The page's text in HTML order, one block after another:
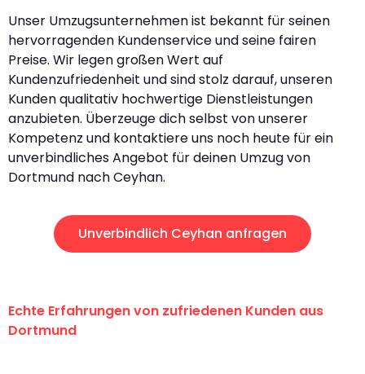
Unser Umzugsunternehmen ist bekannt für seinen
hervorragenden Kundenservice und seine fairen
Preise. Wir legen großen Wert auf
Kundenzufriedenheit und sind stolz darauf, unseren
Kunden qualitativ hochwertige Dienstleistungen
anzubieten. Überzeuge dich selbst von unserer
Kompetenz und kontaktiere uns noch heute für ein
unverbindliches Angebot für deinen Umzug von
Dortmund nach Ceyhan.
Unverbindlich Ceyhan anfragen
Echte Erfahrungen von zufriedenen Kunden aus
Dortmund